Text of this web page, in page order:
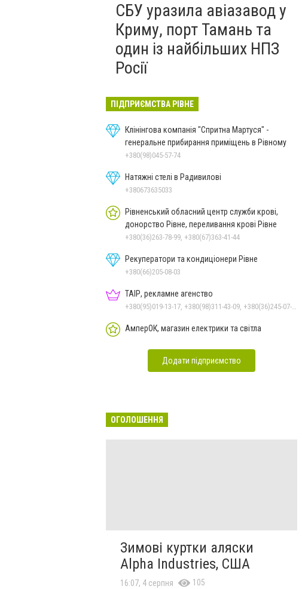
СБУ уразила авіазавод у
Криму, порт Тамань та
один із найбільших НПЗ
Росії
ПІДПРИЄМСТВА РІВНЕ
Клінінгова компанія "Спритна Мартуся" -
генеральне прибирання приміщень в Рівному
+380(98)045-57-74
Натяжні стелі в Радивилові
+380673635033
Рівненський обласний центр служби крові,
донорство Рівне, переливання крові Рівне
+380(36)263-78-99, +380(67)363-41-44
Рекуператори та кондиціонери Рівне
+380(66)205-08-03
ТАІР, рекламне агенство
+380(95)019-13-17, +380(98)311-43-09, +380(36)245-07-05
АмперОК, магазин електрики та світла
Додати підприємство
ОГОЛОШЕННЯ
Зимові куртки аляски
Alpha Industries, США
16:07, 4 серпня 105